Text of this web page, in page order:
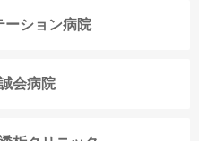
ーション病院
会病院